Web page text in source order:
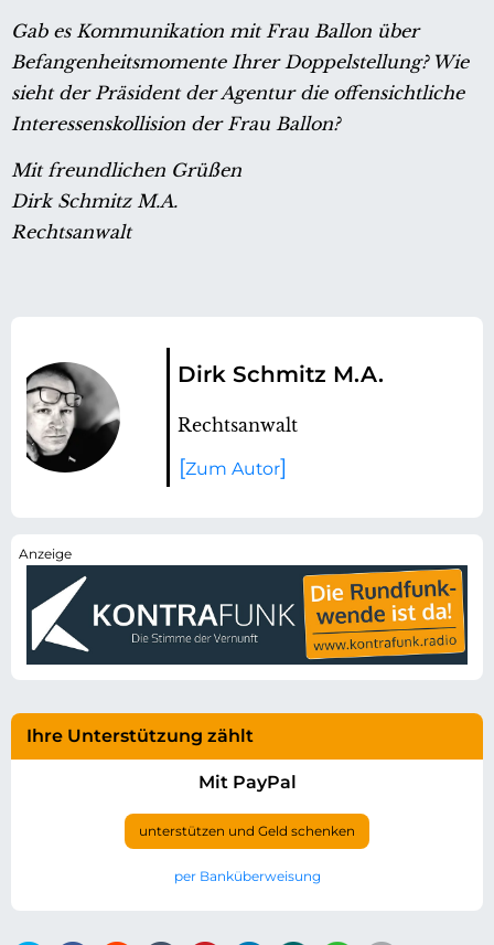
Gab es Kommunikation mit Frau Ballon über
Befangenheitsmomente Ihrer Doppelstellung? Wie
sieht der Präsident der Agentur die offensichtliche
Interessenskollision der Frau Ballon?
Mit freundlichen Grüßen
Dirk Schmitz M.A.
Rechtsanwalt
Dirk Schmitz M.A.
Rechtsanwalt
Zum Autor
Ihre Unterstützung zählt
Mit PayPal
unterstützen und Geld schenken
per Banküberweisung